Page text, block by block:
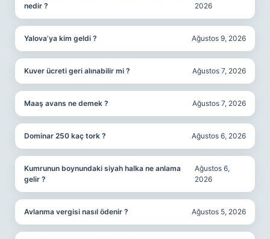
nedir ?
2026
Yalova’ya kim geldi ? Ağustos 9, 2026
Kuver ücreti geri alınabilir mi ? Ağustos 7, 2026
Maaş avans ne demek ? Ağustos 7, 2026
Dominar 250 kaç tork ? Ağustos 6, 2026
Kumrunun boynundaki siyah halka ne anlama
gelir ?
Ağustos 6,
2026
Avlanma vergisi nasıl ödenir ? Ağustos 5, 2026